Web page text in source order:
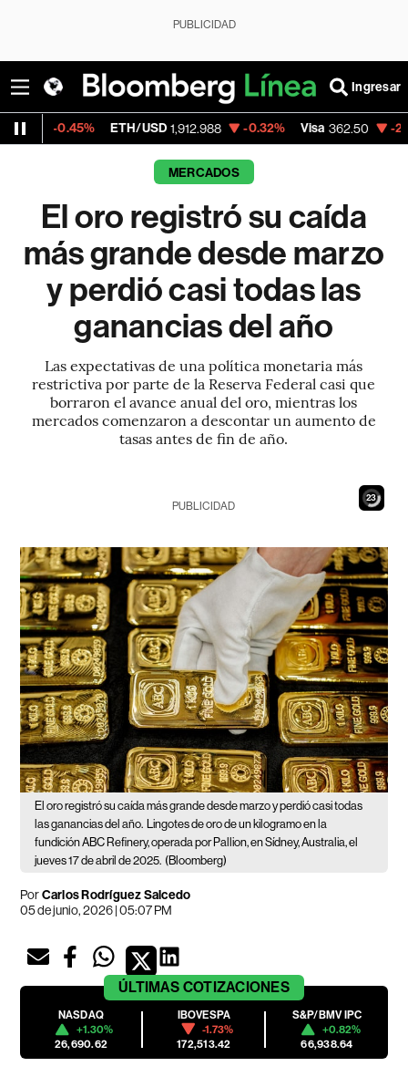
PUBLICIDAD
Ingresar
ETH/USD 1,912.988 -0.32% Visa 362.50 -2.15%
MERCADOS
El oro registró su caída
más grande desde marzo
y perdió casi todas las
ganancias del año
Las expectativas de una política monetaria más
restrictiva por parte de la Reserva Federal casi que
borraron el avance anual del oro, mientras los
mercados comenzaron a descontar un aumento de
tasas antes de fin de año.
21
PUBLICIDAD
El oro registró su caída más grande desde marzo y perdió casi todas
las ganancias del año.
Lingotes de oro de un kilogramo en la
fundición ABC Refinery, operada por Pallion, en Sídney, Australia, el
jueves 17 de abril de 2025. (Bloomberg)
PorCarlos Rodríguez Salcedo
05 de junio, 2026 | 05:07 PM
ÚLTIMAS COTIZACIONES
NASDAQ
+1.30%
26,690.62
IBOVESPA
-1.73%
172,513.42
S&P/BMV IPC
+0.82%
66,938.64